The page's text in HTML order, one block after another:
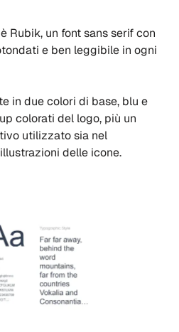
Rubik, un font sans serif con
e ben leggibile in ogni
in due colori di base, blu e
colorati del logo, più un
utilizzato sia nel
delle icone.